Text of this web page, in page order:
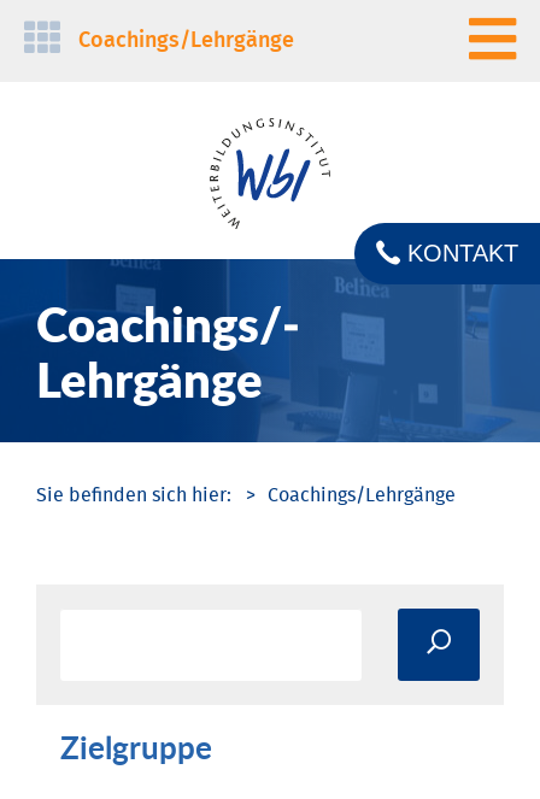
Navigation
Coachings/­Lehrgänge
Coachings/­
Lehrgänge
KONTAKT
Coachings/­Lehrgänge
Zielgruppe